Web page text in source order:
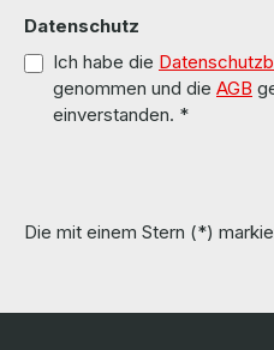
Datenschutz
Ich habe die
genommen und die AGB
einverstanden. *
Die mit einem Stern (*)